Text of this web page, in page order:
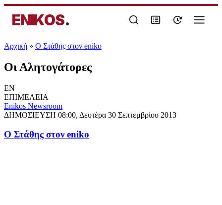
ENIKOS.
Αρχική » Ο Στάθης στον eniko
Οι Αλητογάτορες
EN
ΕΠΙΜΕΛΕΙΑ
Enikos Newsroom
ΔΗΜΟΣΙΕΥΣΗ 08:00, Δευτέρα 30 Σεπτεμβρίου 2013
Ο Στάθης στον eniko